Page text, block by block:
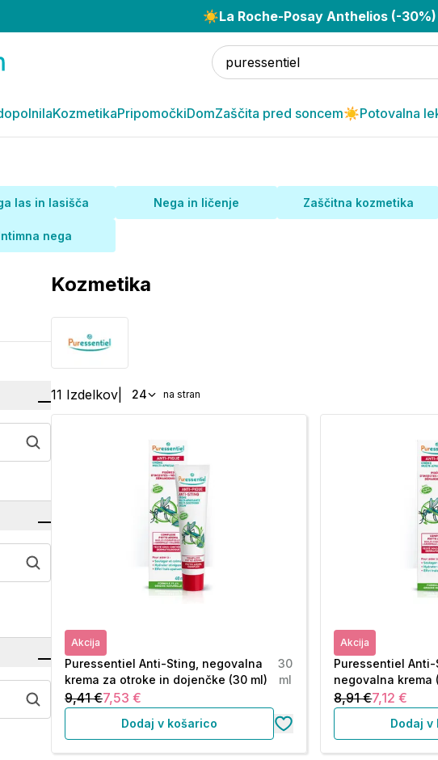
☀️La Roche-Posay Anthelios (-30%)
KozmetikaPripomočkiDomZaščita pred soncem☀️Potovalna
las in lasišča Nega in ličenje Zaščitna kozmetika
nega
Kozmetika
11 Izdelkov 24 na stran
Akcija
Puressentiel Anti-Sting, negovalna
krema za otroke in dojenčke (30 ml)
30
ml
9,41 €7,53 €
Dodaj v košarico
Akcija
Puressentiel
negovalna krema
8,91 €7,12 €
Dodaj v